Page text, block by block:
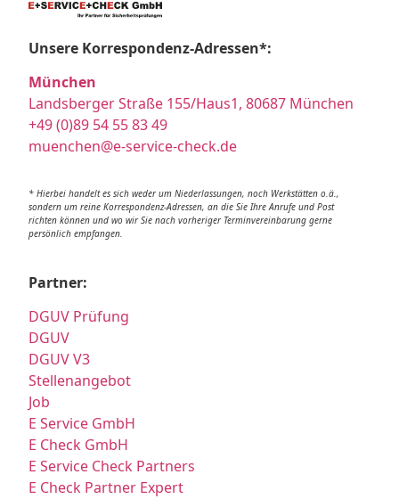
Unsere Korrespondenz-Adressen*:
München
Landsberger Straße 155/Haus1, 80687 München
+49 (0)89 54 55 83 49
muenchen@e-service-check.de
* Hierbei handelt es sich weder um Niederlassungen, noch Werkstätten o.ä.,
sondern um reine Korrespondenz-Adressen, an die Sie Ihre Anrufe und Post
richten können und wo wir Sie nach vorheriger Terminvereinbarung gerne
persönlich empfangen.
Partner:
DGUV Prüfung
DGUV
DGUV V3
Stellenangebot
Job
E Service GmbH
E Check GmbH
E Service Check Partners
E Check Partner Expert